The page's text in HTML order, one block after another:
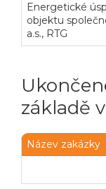
Energetické
objektu
a.s., RTG
základě
Název zakázky
Veřejné zakázky